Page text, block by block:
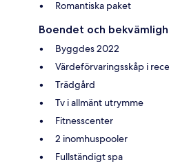
Romantiska paket
Boendet och
Byggdes 2022
Värdeförvaringsskåp i
Trädgård
Tv i allmänt utrymme
Fitnesscenter
2 inomhuspooler
Fullständigt spa